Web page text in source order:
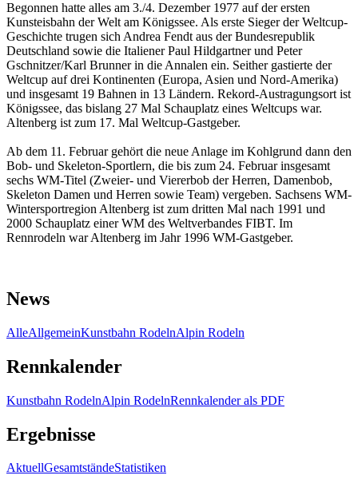
Begonnen hatte alles am 3./4. Dezember 1977 auf der ersten
Kunsteisbahn der Welt am Königssee. Als erste Sieger der Weltcup-
Geschichte trugen sich Andrea Fendt aus der Bundesrepublik
Deutschland sowie die Italiener Paul Hildgartner und Peter
Gschnitzer/Karl Brunner in die Annalen ein. Seither gastierte der
Weltcup auf drei Kontinenten (Europa, Asien und Nord-Amerika)
und insgesamt 19 Bahnen in 13 Ländern. Rekord-Austragungsort ist
Königssee, das bislang 27 Mal Schauplatz eines Weltcups war.
Altenberg ist zum 17. Mal Weltcup-Gastgeber.
Ab dem 11. Februar gehört die neue Anlage im Kohlgrund dann den
Bob- und Skeleton-Sportlern, die bis zum 24. Februar insgesamt
sechs WM-Titel (Zweier- und Viererbob der Herren, Damenbob,
Skeleton Damen und Herren sowie Team) vergeben. Sachsens WM-
Wintersportregion Altenberg ist zum dritten Mal nach 1991 und
2000 Schauplatz einer WM des Weltverbandes FIBT. Im
Rennrodeln war Altenberg im Jahr 1996 WM-Gastgeber.
News
AlleAllgemeinKunstbahn RodelnAlpin Rodeln
Rennkalender
Kunstbahn RodelnAlpin RodelnRennkalender als PDF
Ergebnisse
AktuellGesamtständeStatistiken